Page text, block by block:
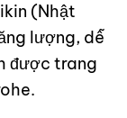
(Nhật
lượng, dễ
được trang